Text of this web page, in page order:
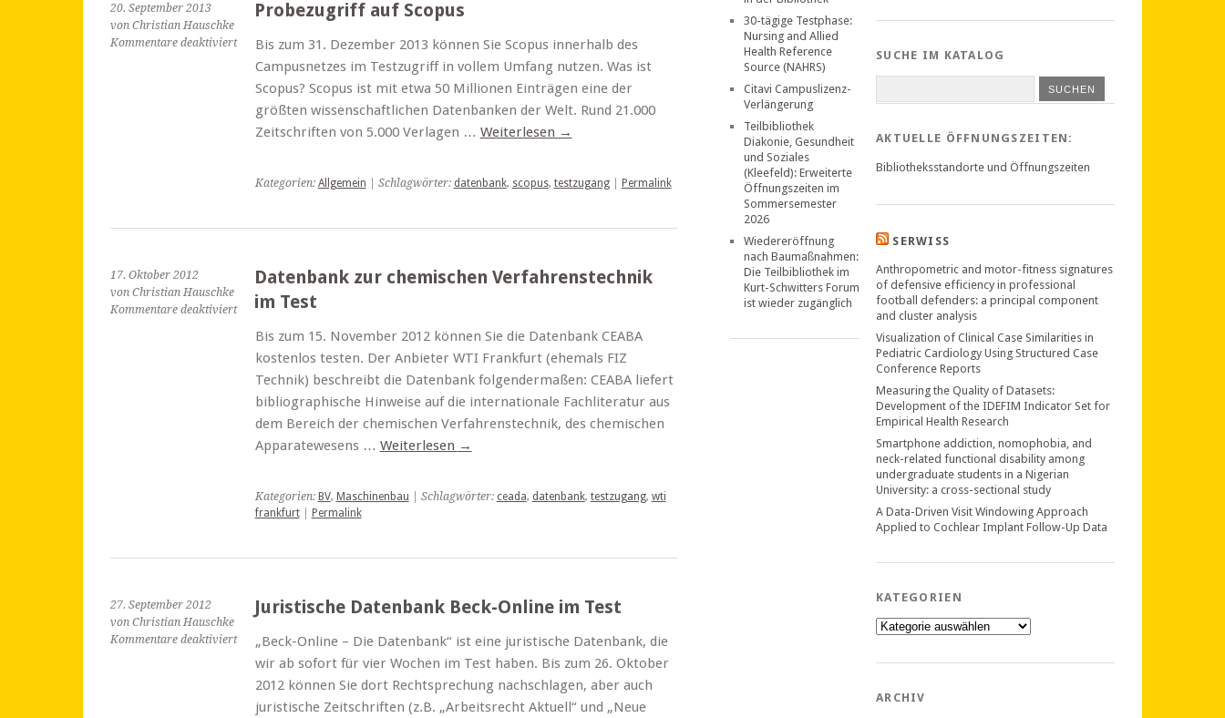
20. September 2013
von Christian Hauschke
Kommentare deaktiviertfür
Probezugriff
Scopus
Probezugriff auf Scopus
Bis zum 31. Dezember 2013 können Sie Scopus innerhalb des
Campusnetzes im Testzugriff in vollem Umfang nutzen. Was ist
Scopus? Scopus ist mit etwa 50 Millionen Einträgen eine der
größten wissenschaftlichen Datenbanken der Welt. Rund 21.000
Zeitschriften von 5.000 Verlagen … Weiterlesen →
Kategorien: Allgemein | Schlagwörter: datenbank, scopus, testzugang| Permalink
17. Oktober 2012
von Christian Hauschke
Kommentare deaktiviertfür
chemischen
Verfahrenstechnik
Datenbank zur chemischen Verfahrenstechnik
im Test
Bis zum 15. November 2012 können Sie die Datenbank CEABA
kostenlos testen. Der Anbieter WTI Frankfurt (ehemals FIZ
Technik) beschreibt die Datenbank folgendermaßen: CEABA liefert
bibliographische Hinweise auf die internationale Fachliteratur aus
dem Bereich der chemischen Verfahrenstechnik, des chemischen
Apparatewesens … Weiterlesen →
Kategorien: BV, Maschinenbau | Schlagwörter: ceada, datenbank, testzugang, wti
frankfurt| Permalink
27. September 2012
von Christian Hauschke
Kommentare deaktiviertfür
Juristische
Beck-
Online
Juristische Datenbank Beck-Online im Test
„Beck-Online – Die Datenbank“ ist eine juristische Datenbank, die
wir ab sofort für vier Wochen im Test haben. Bis zum 26. Oktober
2012 können Sie dort Rechtsprechung nachschlagen, aber auch
juristische Zeitschriften (z.B. „Arbeitsrecht Aktuell“ und „Neue
30-tägige Testphase:
Nursing and Allied
Health Reference
Source (NAHRS)
Citavi Campuslizenz-
Verlängerung
Teilbibliothek
Diakonie, Gesundheit
und Soziales
(Kleefeld): Erweiterte
Öffnungszeiten im
Sommersemester
2026
Wiedereröffnung
nach Baumaßnahmen:
Die Teilbibliothek im
Kurt-Schwitters Forum
ist wieder zugänglich
SUCHE IM KATALOG
SUCHEN
AKTUELLE ÖFFNUNGSZEITEN:
Bibliotheksstandorte und Öffnungszeiten
SERWISS
Anthropometric and motor-fitness signatures
of defensive efficiency in professional
football defenders: a principal component
and cluster analysis
Visualization of Clinical Case Similarities in
Pediatric Cardiology Using Structured Case
Conference Reports
Measuring the Quality of Datasets:
Development of the IDEFIM Indicator Set for
Empirical Health Research
Smartphone addiction, nomophobia, and
neck-related functional disability among
undergraduate students in a Nigerian
University: a cross-sectional study
A Data-Driven Visit Windowing Approach
Applied to Cochlear Implant Follow-Up Data
KATEGORIEN
Kategorien
ARCHIV